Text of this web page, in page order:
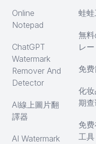
Online
Notepad
ChatGPT
Watermark
Remover And
Detector
AI線上圖片翻
譯器
AI Watermark
蛙
無
レー
免
化妆
期查
免
工具